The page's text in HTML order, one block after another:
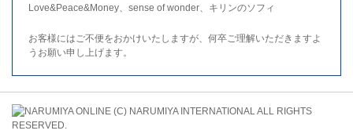
Love&Peace&Money、sense of wonder、キリンのソフィ
お客様にはご不便をおかけいたしますが、何卒ご理解いただきますよ
うお願い申し上げます。